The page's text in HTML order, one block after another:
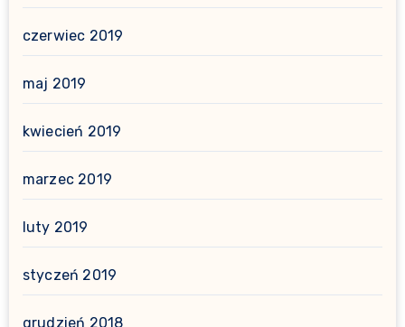
czerwiec 2019
maj 2019
kwiecień 2019
marzec 2019
luty 2019
styczeń 2019
grudzień 2018